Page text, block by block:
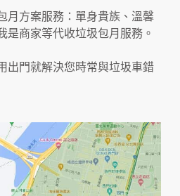
月方案服務：單身貴族、溫馨
是商家等代收垃圾包月服務。
出門就解決您時常與垃圾車錯